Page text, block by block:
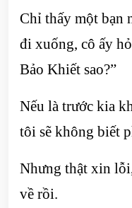
Chỉ thấy một bạn
đi xuống, cô ấy
Bảo Khiết sao?”
Nếu là trước kia
tôi sẽ không biết
Nhưng thật xin
về rồi.